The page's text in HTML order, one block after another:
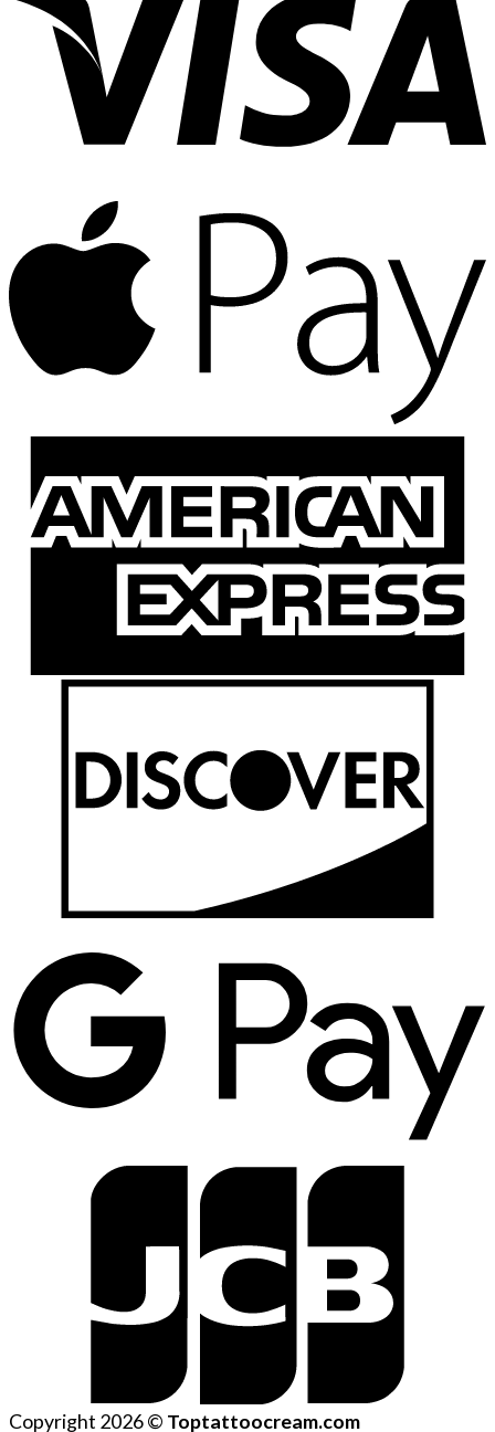
Copyright 2026 © Toptattoocream.com